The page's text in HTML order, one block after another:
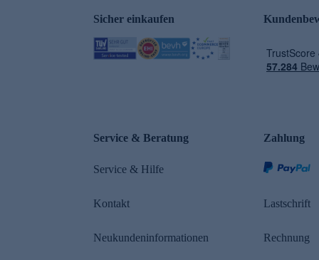
Sicher einkaufen
Service & Beratung
Service & Hilfe
Kontakt
Neukundeninformationen
Zahlung
Lastschrift
Rechnung